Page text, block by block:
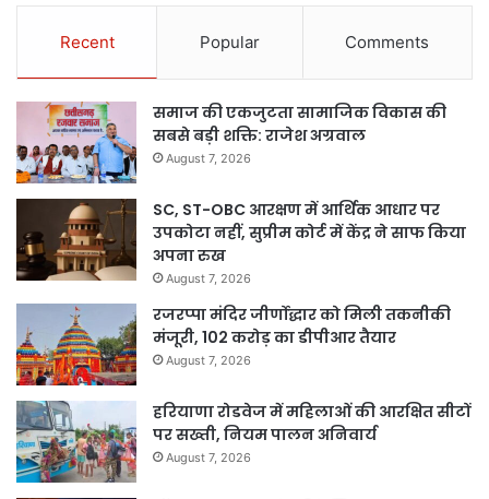
Recent Popular Comments
समाज की एकजुटता सामाजिक विकास की
सबसे बड़ी शक्ति: राजेश अग्रवाल
August 7, 2026
SC, ST-OBC आरक्षण में आर्थिक आधार पर
उपकोटा नहीं, सुप्रीम कोर्ट में केंद्र ने साफ किया
अपना रुख
August 7, 2026
रजरप्पा मंदिर जीर्णोद्धार को मिली तकनीकी
मंजूरी, 102 करोड़ का डीपीआर तैयार
August 7, 2026
हरियाणा रोडवेज में महिलाओं की आरक्षित सीटों
पर सख्ती, नियम पालन अनिवार्य
August 7, 2026